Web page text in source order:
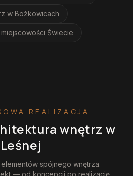
w Bożkowicach
Świecie
REALIZACJA
wnętrz w
Leśnej
spójnego wnętrza.
— od koncepcji po realizację